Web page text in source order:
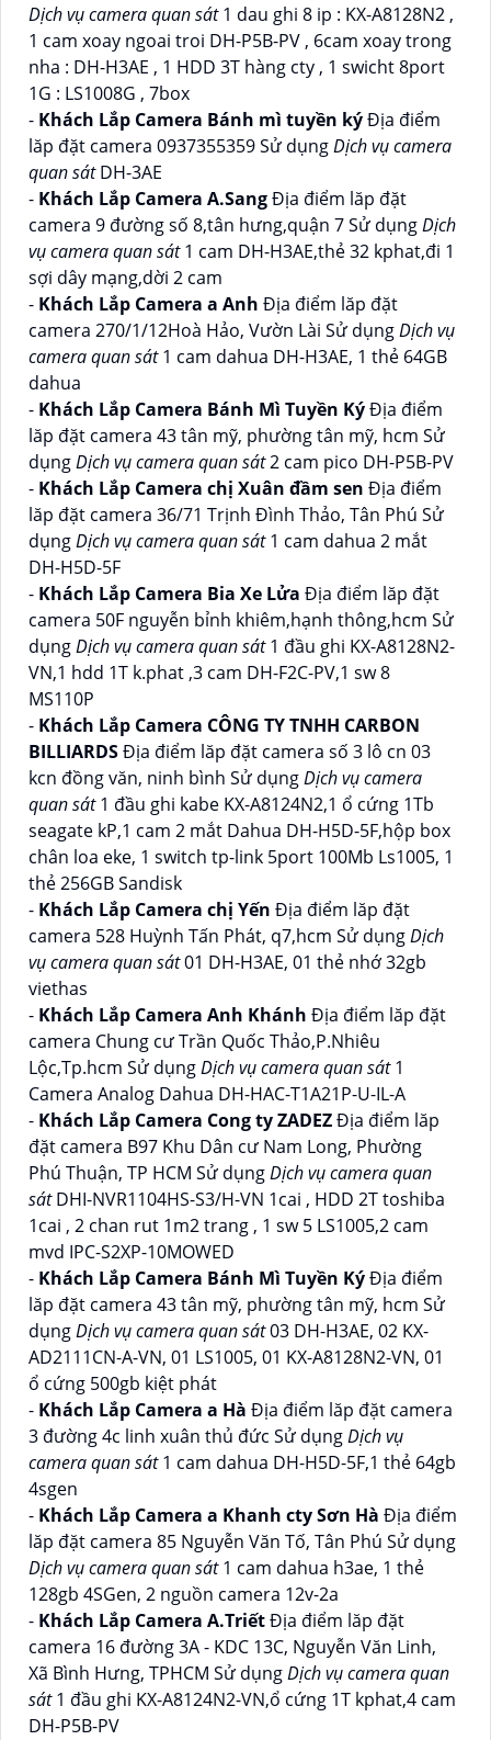
Dịch vụ camera quan sát1 dau ghi 8 ip : KX-A8128N2 ,
1 cam xoay ngoai troi DH-P5B-PV , 6cam xoay trong
nha : DH-H3AE , 1 HDD 3T hàng cty , 1 swicht 8port
1G : LS1008G , 7box
- Khách Lắp Camera Bánh mì tuyền kýĐịa điểm
lăp đặt camera 0937355359 Sử dụngDịch vụ camera
quan sátDH-3AE
- Khách Lắp Camera A.SangĐịa điểm lăp đặt
camera 9 đường số 8,tân hưng,quận 7 Sử dụngDịch
vụ camera quan sát1 cam DH-H3AE,thẻ 32 kphat,đi 1
sợi dây mạng,dời 2 cam
- Khách Lắp Camera a Anh Địa điểm lăp đặt
camera 270/1/12Hoà Hảo, Vườn Lài Sử dụngDịch vụ
camera quan sát1 cam dahua DH-H3AE, 1 thẻ 64GB
dahua
- Khách Lắp Camera Bánh Mì Tuyền KýĐịa điểm
lăp đặt camera 43 tân mỹ, phường tân mỹ, hcm Sử
dụngDịch vụ camera quan sát2 cam pico DH-P5B-PV
- Khách Lắp Camera chị Xuân đầm sen Địa điểm
lăp đặt camera 36/71 Trịnh Đình Thảo, Tân Phú Sử
dụngDịch vụ camera quan sát1 cam dahua 2 mắt
DH-H5D-5F
- Khách Lắp Camera Bia Xe Lửa Địa điểm lăp đặt
camera 50F nguyễn bỉnh khiêm,hạnh thông,hcm Sử
dụngDịch vụ camera quan sát1 đầu ghi KX-A8128N2-
VN,1 hdd 1T k.phat ,3 cam DH-F2C-PV,1 sw 8
MS110P
- Khách Lắp Camera CÔNG TY TNHH CARBON
BILLIARDSĐịa điểm lăp đặt camera số 3 lô cn 03
kcn đồng văn, ninh bình Sử dụngDịch vụ camera
quan sát1 đầu ghi kabe KX-A8124N2,1 ổ cứng 1Tb
seagate kP,1 cam 2 mắt Dahua DH-H5D-5F,hộp box
chân loa eke, 1 switch tp-link 5port 100Mb Ls1005, 1
thẻ 256GB Sandisk
- Khách Lắp Camera chị Yến Địa điểm lăp đặt
camera 528 Huỳnh Tấn Phát, q7,hcm Sử dụngDịch
vụ camera quan sát01 DH-H3AE, 01 thẻ nhớ 32gb
viethas
- Khách Lắp Camera Anh Khánh Địa điểm lăp đặt
camera Chung cư Trần Quốc Thảo,P.Nhiêu
Lộc,Tp.hcm Sử dụngDịch vụ camera quan sát1
Camera Analog Dahua DH-HAC-T1A21P-U-IL-A
- Khách Lắp Camera Cong ty ZADEZĐịa điểm lăp
đặt camera B97 Khu Dân cư Nam Long, Phường
Phú Thuận, TP HCM Sử dụngDịch vụ camera quan
sátDHI-NVR1104HS-S3/H-VN 1cai , HDD 2T toshiba
1cai , 2 chan rut 1m2 trang , 1 sw 5 LS1005,2 cam
mvd IPC-S2XP-10MOWED
- Khách Lắp Camera Bánh Mì Tuyền KýĐịa điểm
lăp đặt camera 43 tân mỹ, phường tân mỹ, hcm Sử
dụngDịch vụ camera quan sát03 DH-H3AE, 02 KX-
AD2111CN-A-VN, 01 LS1005, 01 KX-A8128N2-VN, 01
ổ cứng 500gb kiệt phát
- Khách Lắp Camera a Hà Địa điểm lăp đặt camera
3 đường 4c linh xuân thủ đức Sử dụngDịch vụ
camera quan sát1 cam dahua DH-H5D-5F,1 thẻ 64gb
4sgen
- Khách Lắp Camera a Khanh cty Sơn Hà Địa điểm
lăp đặt camera 85 Nguyễn Văn Tố, Tân Phú Sử dụng
Dịch vụ camera quan sát1 cam dahua h3ae, 1 thẻ
128gb 4SGen, 2 nguồn camera 12v-2a
- Khách Lắp Camera A.TriếtĐịa điểm lăp đặt
camera 16 đường 3A - KDC 13C, Nguyễn Văn Linh,
Xã Bình Hưng, TPHCM Sử dụngDịch vụ camera quan
sát1 đầu ghi KX-A8124N2-VN,ổ cứng 1T kphat,4 cam
DH-P5B-PV